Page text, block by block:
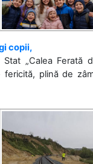
copii,
„Calea Ferată
fericită, plină de